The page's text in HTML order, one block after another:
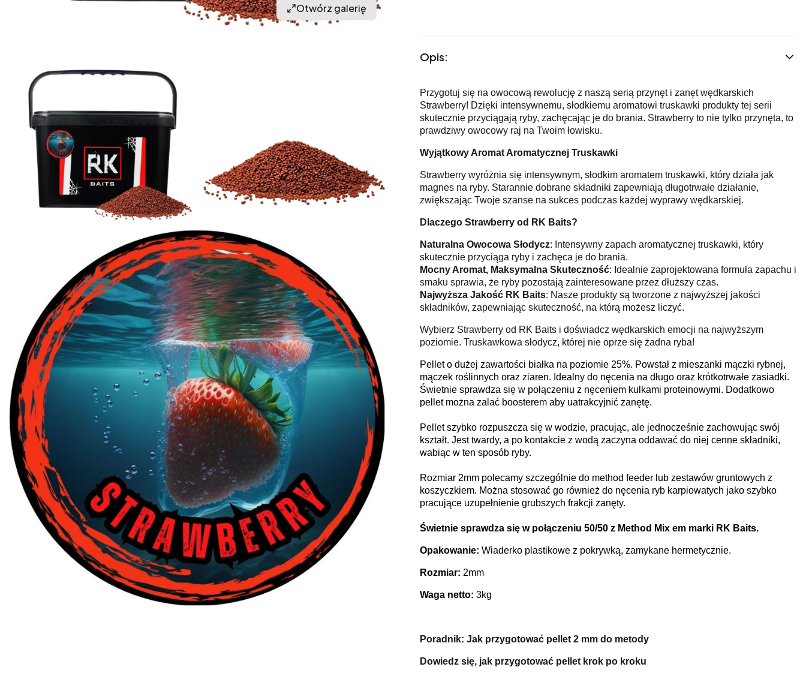
Otwórz galerię
Opis:
Przygotuj się na owocową rewolucję z naszą serią przynęt i zanęt wędkarskich
Strawberry! Dzięki intensywnemu, słodkiemu aromatowi truskawki produkty tej serii
skutecznie przyciągają ryby, zachęcając je do brania. Strawberry to nie tylko przynęta, to
prawdziwy owocowy raj na Twoim łowisku.
Wyjątkowy Aromat Aromatycznej Truskawki
Strawberry wyróżnia się intensywnym, słodkim aromatem truskawki, który działa jak
magnes na ryby. Starannie dobrane składniki zapewniają długotrwałe działanie,
zwiększając Twoje szanse na sukces podczas każdej wyprawy wędkarskiej.
Dlaczego Strawberry od RK Baits?
Naturalna Owocowa Słodycz: Intensywny zapach aromatycznej truskawki, który
skutecznie przyciąga ryby i zachęca je do brania.
Mocny Aromat, Maksymalna Skuteczność: Idealnie zaprojektowana formuła zapachu i
smaku sprawia, że ryby pozostają zainteresowane przez dłuższy czas.
Najwyższa Jakość RK Baits: Nasze produkty są tworzone z najwyższej jakości
składników, zapewniając skuteczność, na którą możesz liczyć.
Wybierz Strawberry od RK Baits i doświadcz wędkarskich emocji na najwyższym
poziomie. Truskawkowa słodycz, której nie oprze się żadna ryba!
Pellet o dużej zawartości białka na poziomie 25%. Powstał z mieszanki mączki rybnej,
mączek roślinnych oraz ziaren. Idealny do nęcenia na długo oraz krótkotrwałe zasiadki.
Świetnie sprawdza się w połączeniu z nęceniem kulkami proteinowymi. Dodatkowo
pellet można zalać boosterem aby uatrakcyjnić zanętę.
Pellet szybko rozpuszcza się w wodzie, pracując, ale jednocześnie zachowując swój
kształt. Jest twardy, a po kontakcie z wodą zaczyna oddawać do niej cenne składniki,
wabiąc w ten sposób ryby.
Rozmiar 2mm polecamy szczególnie do method feeder lub zestawów gruntowych z
koszyczkiem. Można stosować go również do nęcenia ryb karpiowatych jako szybko
pracujące uzupełnienie grubszych frakcji zanęty.
Świetnie sprawdza się w połączeniu 50/50 z Method Mix em marki RK Baits.
Opakowanie: Wiaderko plastikowe z pokrywką, zamykane hermetycznie.
Rozmiar: 2mm
Waga netto: 3kg
Poradnik: Jak przygotować pellet 2 mm do metody
Dowiedz się, jak przygotować pellet krok po kroku